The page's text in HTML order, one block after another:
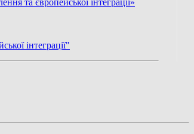
та європейської інтеграції»
інтеграції"